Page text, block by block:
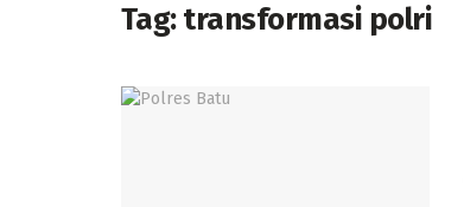
Tag:transformasi polri